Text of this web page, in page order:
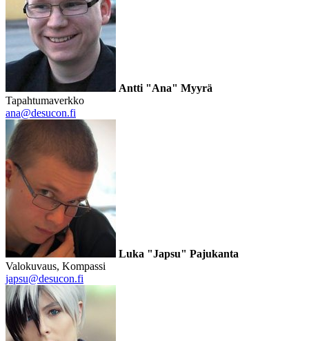
Antti "Ana" Myyrä
Tapahtumaverkko
ana@desucon.fi
Luka "Japsu" Pajukanta
Valokuvaus, Kompassi
japsu@desucon.fi